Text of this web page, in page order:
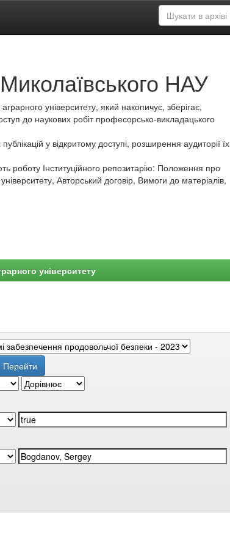
Миколаївського НАУ
університету, який накопичує, зберігає,
до наукових робіт професорсько-викладацького
у відкритому доступі, розширення аудиторії їх
роботу Інституційного репозитарію: Положення про
Авторський договір, Вимоги до матеріалів,
університету